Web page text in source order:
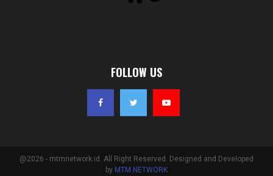
FOLLOW US
@2026 - mtmnetwork.id. All Right Reserved. Designed and Developed
by MTM NETWORK